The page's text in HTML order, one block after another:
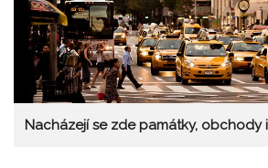
Nacházejí se zde památky, obchody